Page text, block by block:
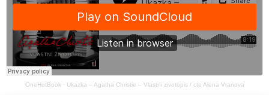
OneHotBook · Ukazka – Agatha Christie – Vlastni zivotopis / cte Alena Vranova